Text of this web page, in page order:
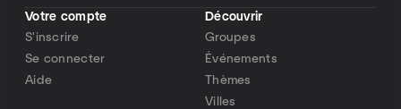
Votre compte
S'inscrire
Se connecter
Aide
Découvrir
Groupes
Événements
Thèmes
Villes